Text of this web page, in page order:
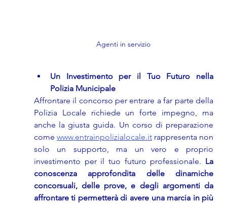
Agenti in servizio
Un Investimento per il Tuo Futuro nella
Polizia Municipale
Affrontare il concorso per entrare a far parte della
Polizia Locale richiede un forte impegno, ma
anche la giusta guida. Un corso di preparazione
come www.entrainpolizialocale.it rappresenta non
solo un supporto, ma un vero e proprio
investimento per il tuo futuro professionale. La
conoscenza approfondita delle dinamiche
concorsuali, delle prove, e degli argomenti da
affrontare ti permetterà di avere una marcia in più